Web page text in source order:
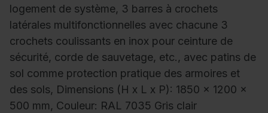
logement de système, 3 barres à crochets
latérales multifonctionnelles avec chacune 3
crochets coulissants en inox pour ceinture de
sécurité, corde de sauvetage, etc., avec patins de
sol comme protection pratique des armoires et
des sols, Dimensions (H x L x P): 1850 x 1200 x
500 mm, Couleur: RAL 7035 Gris clair